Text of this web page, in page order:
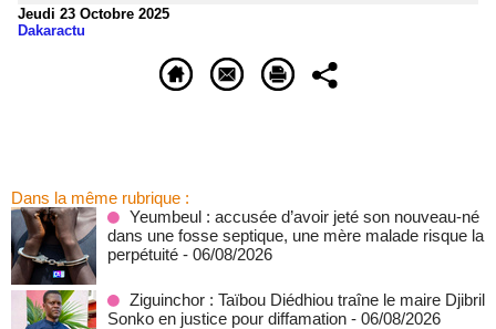
Jeudi 23 Octobre 2025
Dakaractu
Dans la même rubrique :
Yeumbeul : accusée d’avoir jeté son nouveau-né
dans une fosse septique, une mère malade risque la
perpétuité - 06/08/2026
Ziguinchor : Taïbou Diédhiou traîne le maire Djibril
Sonko en justice pour diffamation - 06/08/2026